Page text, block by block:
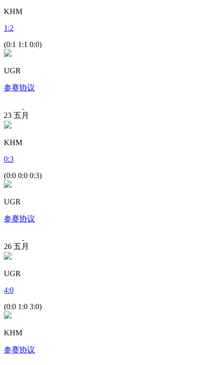
KHM
1 :2
(0:1 1:1 0:0)
UGR
参赛协议
23 五月
KHM
0:3
(0:0 0:0 0:3)
UGR
参赛协议
26 五月
UGR
4:0
(0:0 1:0 3:0)
KHM
参赛协议